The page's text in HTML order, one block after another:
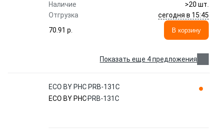
Наличие
>20 шт.
Отгрузка
сегодня в 15:45
70.91 p.
В корзину
Показать еще 4 предложения
ECO BY PHC PRB-131C
ECO BY PHC PRB-131C